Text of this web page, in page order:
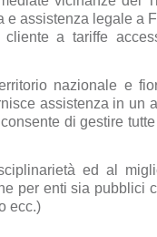
assistenza legale a
a tariffe
nazionale e
assistenza in un
di gestire
ed al
per enti sia pubblici
ecc.)